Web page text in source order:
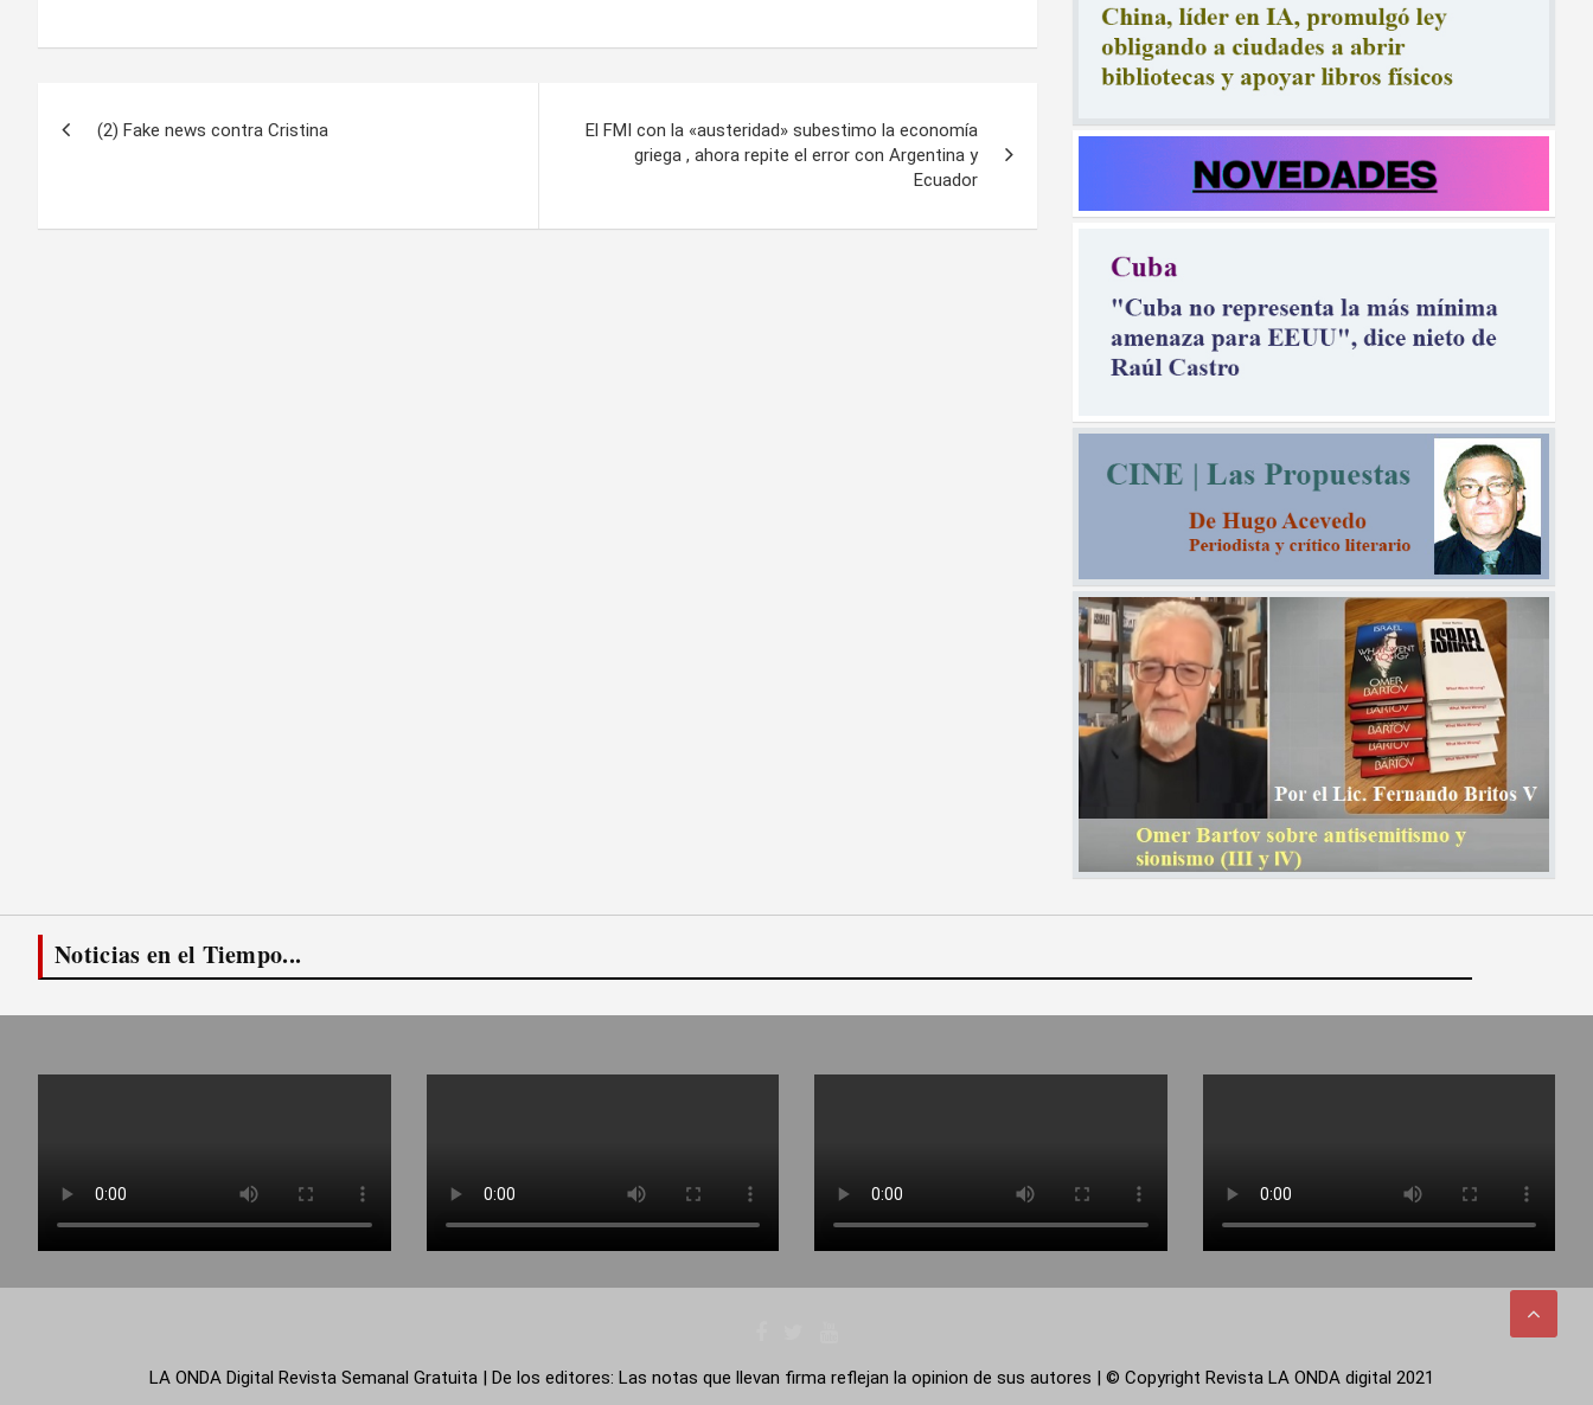
(2) Fake news contra Cristina
El FMI con la «austeridad» subestimo la economía
griega , ahora repite el error con Argentina y
Ecuador
Noticias en el Tiempo...
LA ONDA Digital Revista Semanal Gratuita | De los editores: Las notas que llevan firma reflejan la opinion de sus autores | © Copyright Revista LA ONDA digital 2021